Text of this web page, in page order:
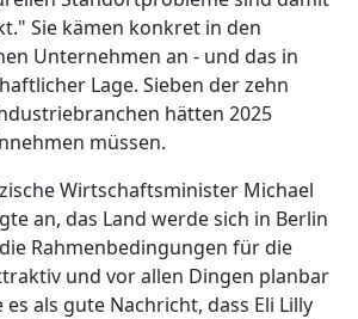
Sie kämen konkret in den
Unternehmen an - und das in
Lage. Sieben der zehn
hätten 2025
müssen.
Wirtschaftsminister Michael
an, das Land werde sich in Berlin
Rahmenbedingungen für die
und vor allen Dingen planbar
als gute Nachricht, dass Eli Lilly